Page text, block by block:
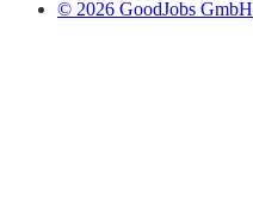
© 2026 GoodJobs GmbH